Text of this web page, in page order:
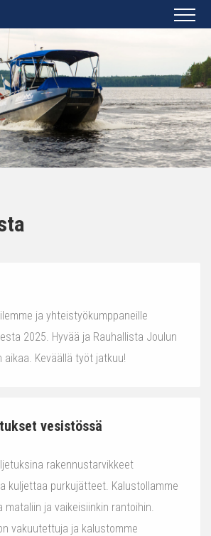
ja yhteistyökumppaneille
2025. Hyvää ja Rauhallista Joulun
aikaa. Keväällä työt jatkuu!
vesistössä
rakennustarvikkeet
kuljettaa purkujätteet. Kalustollamme
mataliin ja vaikeisiinkin rantoihin.
vakuutettuja ja kalustomme